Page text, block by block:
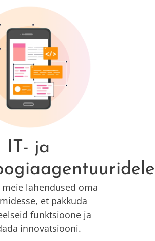
IT- ja
lahendused oma
et pakkuda
funktsioone ja
innovatsiooni.